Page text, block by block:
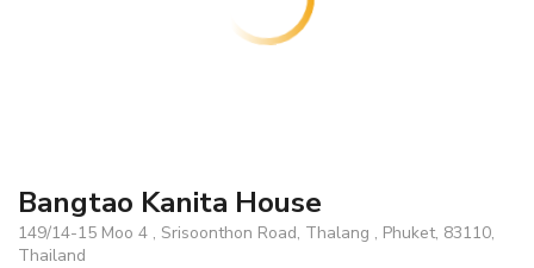
Bangtao Kanita House
149/14-15 Moo 4 , Srisoonthon Road, Thalang , Phuket, 83110,
Thailand